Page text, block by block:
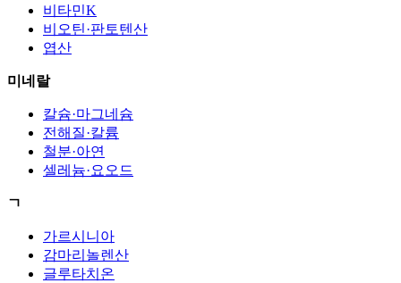
비타민K
비오틴·판토텐산
엽산
미네랄
칼슘·마그네슘
전해질·칼륨
철분·아연
셀레늄·요오드
ㄱ
가르시니아
감마리놀렌산
글루타치온